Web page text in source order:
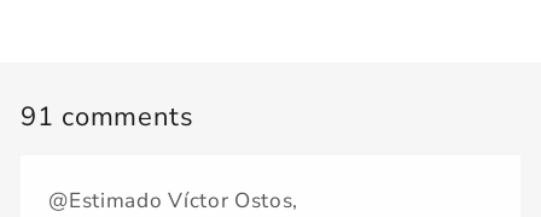
91 comments
@Estimado Víctor Ostos,